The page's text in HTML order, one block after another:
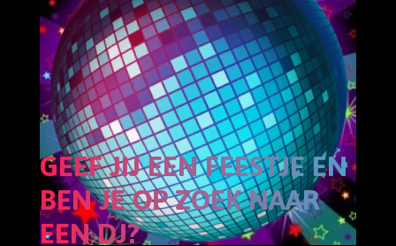
GEEF JIJ EEN FEESTJE EN
BEN JE OP ZOEK NAAR
EEN DJ?